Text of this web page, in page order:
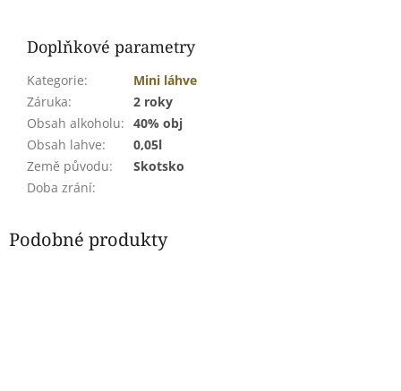
Doplňkové parametry
Kategorie:
Mini láhve
Záruka:
2 roky
Obsah alkoholu: 40% obj
Obsah lahve:
0,05l
Země původu:
Skotsko
Doba zrání:
Podobné produkty